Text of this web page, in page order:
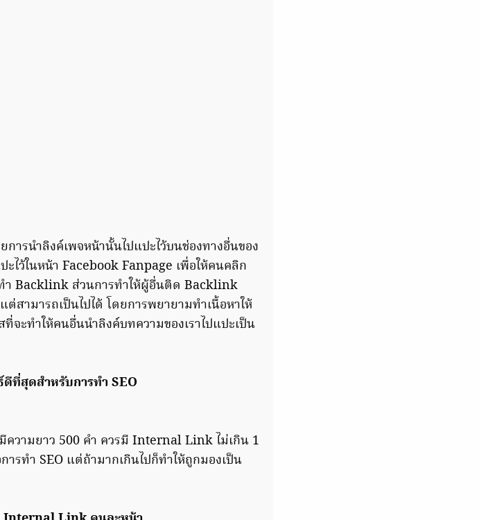
ารนำลิงค์เพจหน้านั้นไปแปะไว้บนช่องทางอื่นของ
ไว้ในหน้า Facebook Fanpage เพื่อให้คนคลิก
ำ Backlink ส่วนการทำให้ผู้อื่นติด Backlink
ต่สามารถเป็นไปได้ โดยการพยายามทำเนื้อหาให้
จะทำให้คนอื่นนำลิงค์บทความของเราไปแปะเป็น
ที่สุดสำหรับการทำ SEO
วามยาว 500 คำ ควรมี Internal Link ไม่เกิน 1
รทำ SEO แต่ถ้ามากเกินไปก็ทำให้ถูกมองเป็น